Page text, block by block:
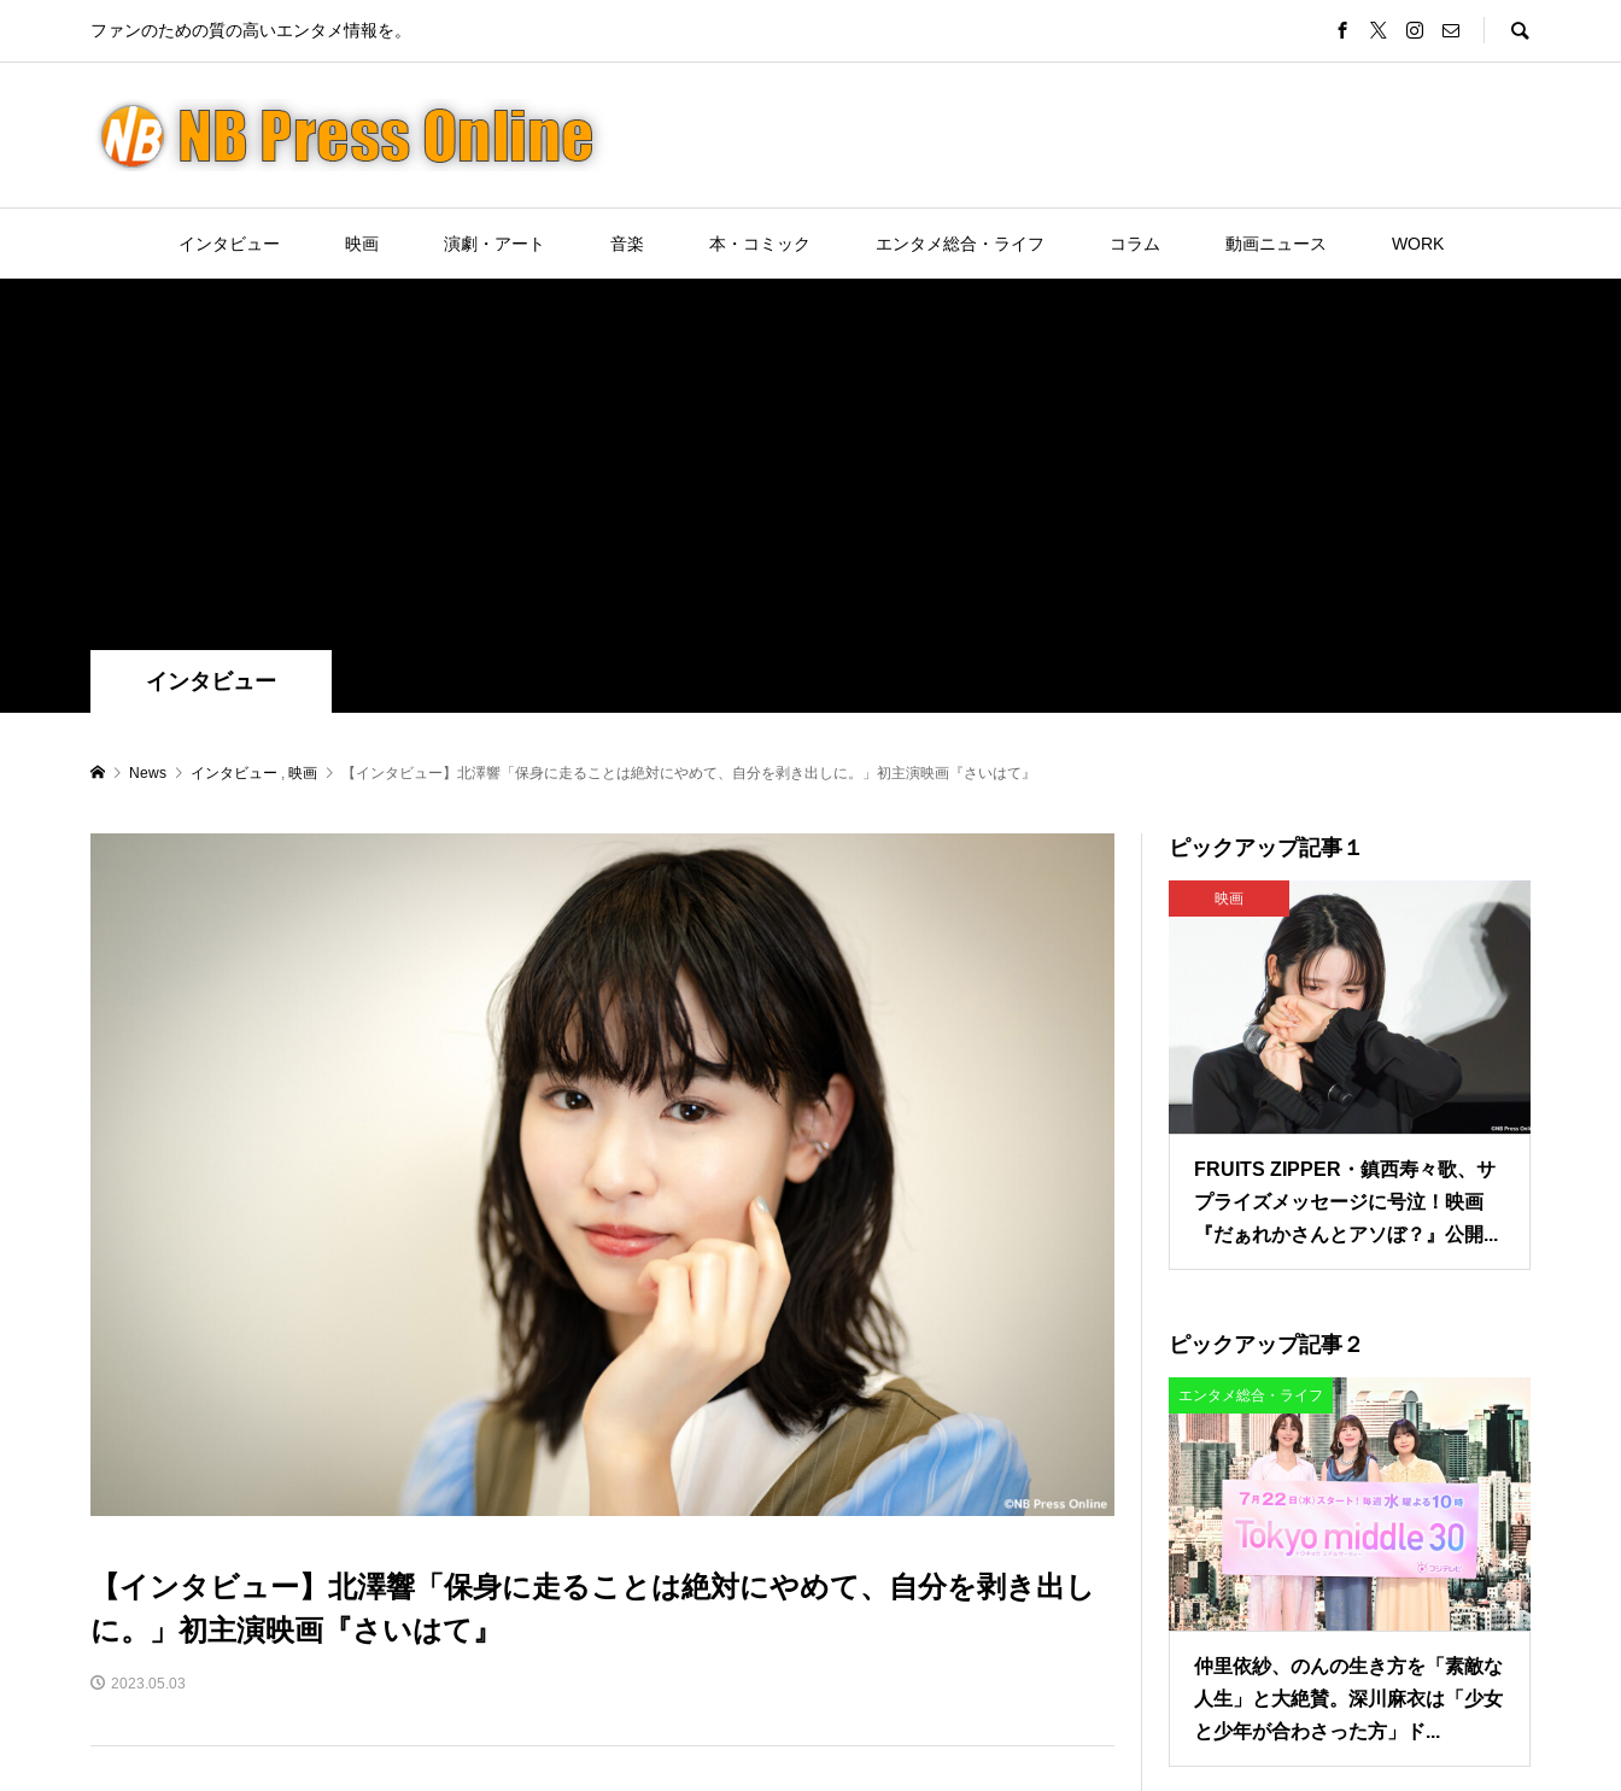
ファンのための質の高いエンタメ情報を。
インタビュー 映画 演劇・アート 音楽 本・コミック エンタメ総合・ライフ コラム 動画ニュース WORK
インタビュー
News インタビュー , 映画 【インタビュー】北澤響「保身に走ることは絶対にやめて、自分を剥き出しに。」初主演映画『さいはて』
【インタビュー】北澤響「保身に走ることは絶対にやめて、自分を剥き出し
に。」初主演映画『さいはて』
2023.05.03
ピックアップ記事１
映画
FRUITS ZIPPER・鎮西寿々歌、サ
プライズメッセージに号泣！映画
『だぁれかさんとアソぼ？』公開...
ピックアップ記事２
エンタメ総合・ライフ
仲里依紗、のんの生き方を「素敵な
人生」と大絶賛。深川麻衣は「少女
と少年が合わさった方」ド...